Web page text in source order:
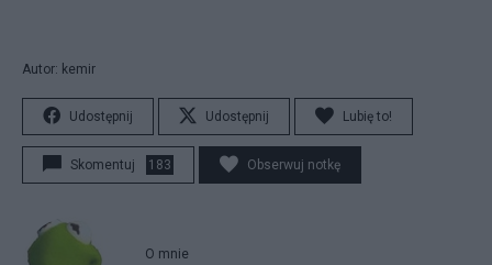
Autor: kemir
Udostępnij Udostępnij Lubię to!
Skomentuj 183 Obserwuj notkę
O mnie